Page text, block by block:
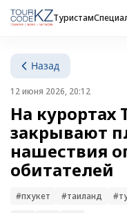
Туристам
Назад
12 июня 2026, 20:12
На курортах
закрывают
нашествия
обитателей
#пхукет #таиланд